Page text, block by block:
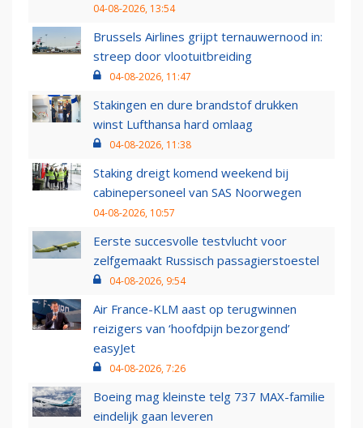
04-08-2026, 13:54
Brussels Airlines grijpt ternauwernood in:
streep door vlootuitbreiding
04-08-2026, 11:47
Stakingen en dure brandstof drukken
winst Lufthansa hard omlaag
04-08-2026, 11:38
Staking dreigt komend weekend bij
cabinepersoneel van SAS Noorwegen
04-08-2026, 10:57
Eerste succesvolle testvlucht voor
zelfgemaakt Russisch passagierstoestel
04-08-2026, 9:54
Air France-KLM aast op terugwinnen
reizigers van ‘hoofdpijn bezorgend’
easyJet
04-08-2026, 7:26
Boeing mag kleinste telg 737 MAX-familie
eindelijk gaan leveren